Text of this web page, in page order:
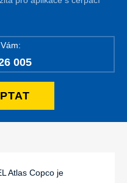
005
Atlas Copco je